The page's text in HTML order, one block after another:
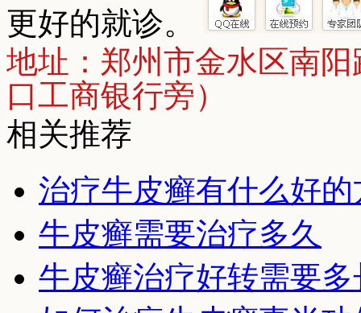
更好的就诊。
地址：郑州市金水区南
口工商银行旁）
相关推荐
治疗牛皮癣有什么好
牛皮癣需要治疗多久
牛皮癣治疗好转需要